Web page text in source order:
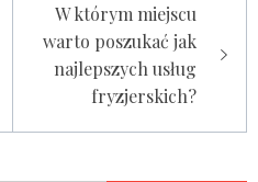
W którym miejscu
warto poszukać jak
najlepszych usług
fryzjerskich?